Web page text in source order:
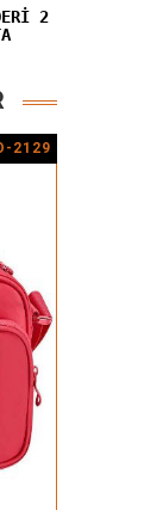
2
2129